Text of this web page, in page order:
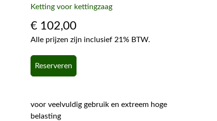
Ketting voor kettingzaag
€102,00
Alle prijzen zijn inclusief 21% BTW.
Reserveren
voor veelvuldig gebruik en extreem hoge
belasting